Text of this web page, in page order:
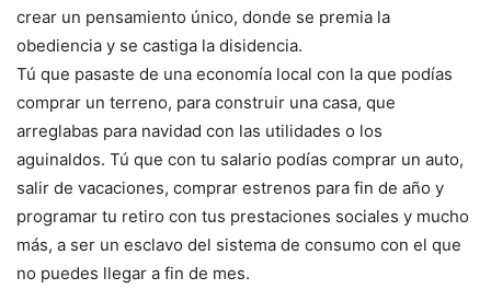
crear un pensamiento único, donde se premia la
obediencia y se castiga la disidencia.
Tú que pasaste de una economía local con la que podías
comprar un terreno, para construir una casa, que
arreglabas para navidad con las utilidades o los
aguinaldos. Tú que con tu salario podías comprar un auto,
salir de vacaciones, comprar estrenos para fin de año y
programar tu retiro con tus prestaciones sociales y mucho
más, a ser un esclavo del sistema de consumo con el que
no puedes llegar a fin de mes.